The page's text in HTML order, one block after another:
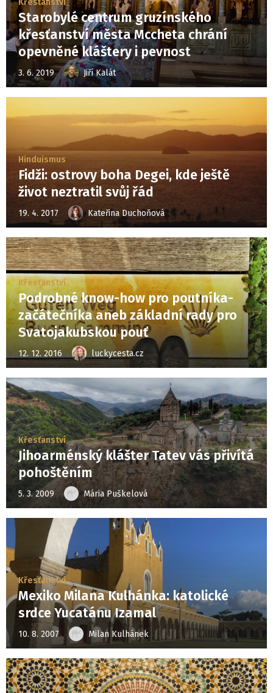
Křesťanství
Starobylé centrum gruzínského
křesťanství města Mccheta chrání
opevněné kláštery i pevnost
3. 6. 2019 Jiří Kalát
Hinduismus
Fidži: ostrovy boha Degei, kde ještě
život neztratil svůj řád
19. 4. 2017 Kateřina Duchoňová
Křesťanství
Podrobné know-how pro poutníka-
začátečníka aneb základní rady pro
Svatojakubskou pouť
12. 12. 2016 luckycesta.cz
Křesťanství
Jihoarménský klášter Tatev vás přivítá
pohoštěním
5. 3. 2009 Mária Puškelová
Křesťanství
Mexiko Milana Kulhánka: katolické
srdce Yucatánu Izamal
10. 8. 2007 Milan Kulhánek